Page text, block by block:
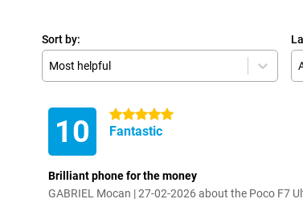
Sort by:
Most helpful
10 5 stars
Fantastic
Brilliant phone for the money
GABRIEL Mocan | 27-02-2026 about the Poco F7